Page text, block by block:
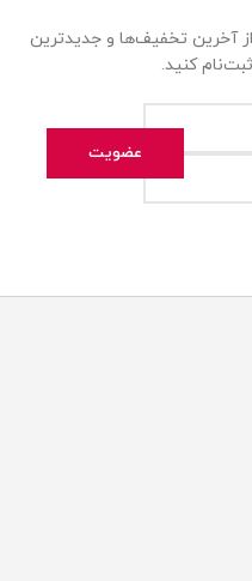
آخرین تخفیف‌ها و جدیدترین
کنید.